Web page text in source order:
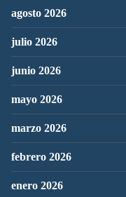
agosto 2026
julio 2026
junio 2026
mayo 2026
marzo 2026
febrero 2026
enero 2026